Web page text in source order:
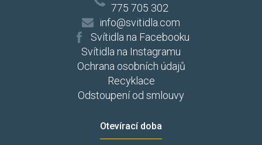
775 705 302
info@svitidla.com
Svítidla na Facebooku
Svítidla na Instagramu
Ochrana osobních údajů
Recyklace
Odstoupení od smlouvy
Otevírací doba